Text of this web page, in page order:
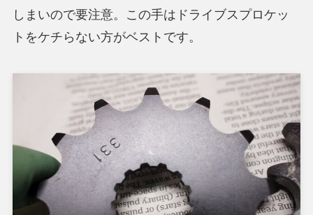
しまいので要注意。この手はドライブスプロケッ
トをケチらない方がベストです。